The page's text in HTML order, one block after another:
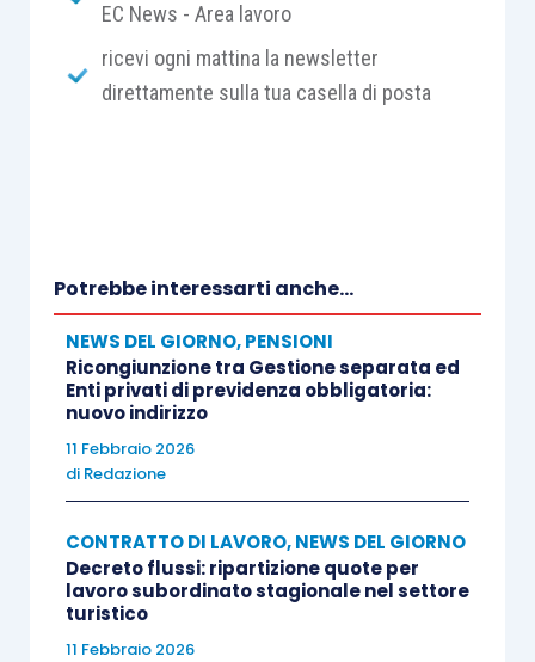
EC News - Area lavoro
ricevi ogni mattina la newsletter
direttamente sulla tua casella di posta
Potrebbe interessarti anche...
NEWS DEL GIORNO,PENSIONI
Ricongiunzione tra Gestione separata ed
Enti privati di previdenza obbligatoria:
nuovo indirizzo
11 Febbraio 2026
di Redazione
CONTRATTO DI LAVORO,NEWS DEL GIORNO
Decreto flussi: ripartizione quote per
lavoro subordinato stagionale nel settore
turistico
11 Febbraio 2026